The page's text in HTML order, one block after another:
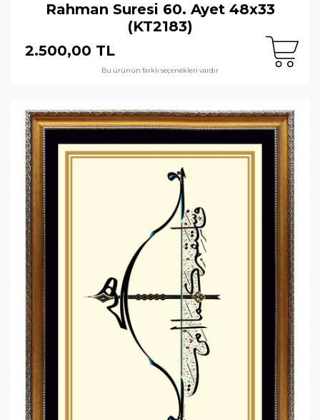
Rahman Suresi 60. Ayet 48x33
(KT2183)
2.500,00 TL
Bu ürünün farklı seçenekleri vardır